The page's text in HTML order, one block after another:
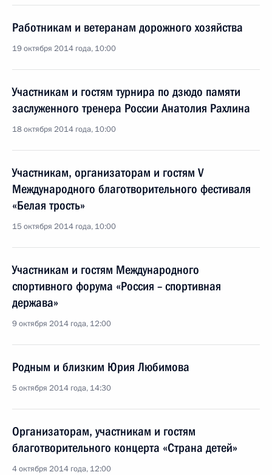
Работникам и ветеранам дорожного хозяйства
19 октября 2014 года, 10:00
Участникам и гостям турнира по дзюдо памяти
заслуженного тренера России Анатолия Рахлина
18 октября 2014 года, 10:00
Участникам, организаторам и гостям V
Международного благотворительного фестиваля
«Белая трость»
15 октября 2014 года, 10:00
Участникам и гостям Международного
спортивного форума «Россия – спортивная
держава»
9 октября 2014 года, 12:00
Родным и близким Юрия Любимова
5 октября 2014 года, 14:30
Организаторам, участникам и гостям
благотворительного концерта «Страна детей»
4 октября 2014 года, 12:00